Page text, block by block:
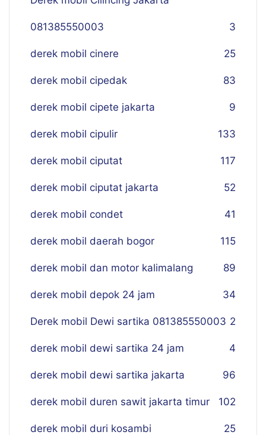
081385550003 3
derek mobil cinere 25
derek mobil cipedak 83
derek mobil cipete jakarta 9
derek mobil cipulir 133
derek mobil ciputat 117
derek mobil ciputat jakarta 52
derek mobil condet 41
derek mobil daerah bogor 115
derek mobil dan motor kalimalang 89
derek mobil depok 24 jam 34
Derek mobil Dewi sartika 081385550003 2
derek mobil dewi sartika 24 jam 4
derek mobil dewi sartika jakarta 96
derek mobil duren sawit jakarta timur 102
derek mobil duri kosambi 25